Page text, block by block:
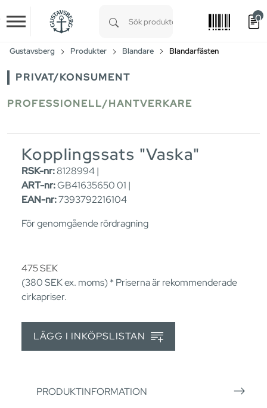
Skip to main content
0
Gustavsberg Produkter Blandare Blandarfästen
PRIVAT/KONSUMENT
PROFESSIONELL/HANTVERKARE
Kopplingssats "Vaska"
RSK-nr:8128994 |
ART-nr:GB41635650 01 |
EAN-nr:7393792216104
För genomgående rördragning
475SEK
(380SEKex. moms) * Priserna är rekommenderade
cirkapriser.
LÄGG I INKÖPSLISTAN
PRODUKTINFORMATION